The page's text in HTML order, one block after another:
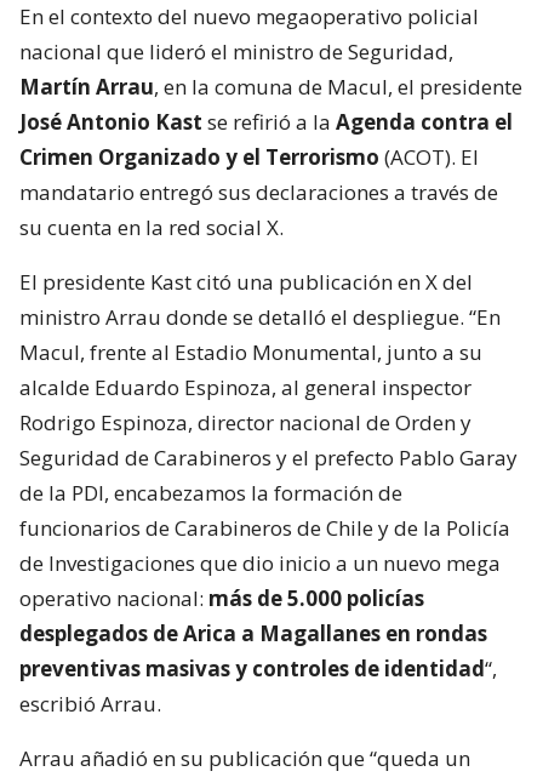
En el contexto del nuevo megaoperativo policial
nacional que lideró el ministro de Seguridad,
Martín Arrau, en la comuna de Macul, el presidente
José Antonio Kast se refirió a la Agenda contra el
Crimen Organizado y el Terrorismo (ACOT). El
mandatario entregó sus declaraciones a través de
su cuenta en la red social X.
El presidente Kast citó una publicación en X del
ministro Arrau donde se detalló el despliegue. “En
Macul, frente al Estadio Monumental, junto a su
alcalde Eduardo Espinoza, al general inspector
Rodrigo Espinoza, director nacional de Orden y
Seguridad de Carabineros y el prefecto Pablo Garay
de la PDI, encabezamos la formación de
funcionarios de Carabineros de Chile y de la Policía
de Investigaciones que dio inicio a un nuevo mega
operativo nacional: más de 5.000 policías
desplegados de Arica a Magallanes en rondas
preventivas masivas y controles de identidad“,
escribió Arrau.
Arrau añadió en su publicación que “queda un